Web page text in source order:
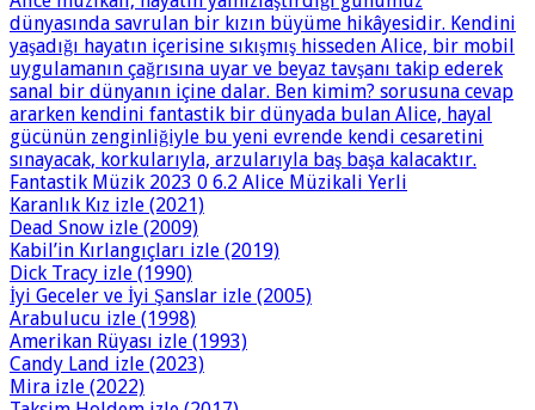
dünyasında savrulan bir kızın büyüme hikâyesidir. Kendini
yaşadığı hayatın içerisine sıkışmış hisseden Alice, bir mobil
uygulamanın çağrısına uyar ve beyaz tavşanı takip ederek
sanal bir dünyanın içine dalar. Ben kimim? sorusuna cevap
ararken kendini fantastik bir dünyada bulan Alice, hayal
gücünün zenginliğiyle bu yeni evrende kendi cesaretini
sınayacak, korkularıyla, arzularıyla baş başa kalacaktır.
Fantastik Müzik 2023 0 6.2 Alice Müzikali Yerli
Karanlık Kız izle (2021)
Dead Snow izle (2009)
Kabil’in Kırlangıçları izle (2019)
Dick Tracy izle (1990)
İyi Geceler ve İyi Şanslar izle (2005)
Arabulucu izle (1998)
Amerikan Rüyası izle (1993)
Candy Land izle (2023)
Mira izle (2022)